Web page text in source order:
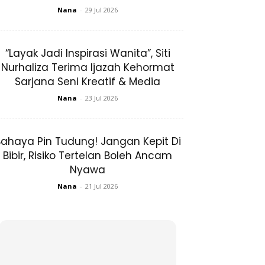
Nana - 29 Jul 2026
“Layak Jadi Inspirasi Wanita”, Siti
Nurhaliza Terima Ijazah Kehormat
Sarjana Seni Kreatif & Media
Nana - 23 Jul 2026
Pin Tudung! Jangan Kepit Di
Bibir, Risiko Tertelan Boleh Ancam
Nyawa
Nana - 21 Jul 2026